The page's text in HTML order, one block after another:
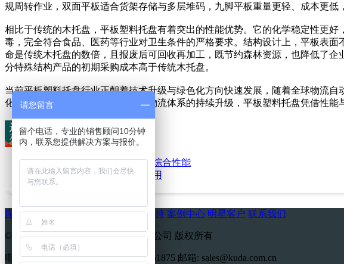
规周转作业，双面平板适合货架存储与多层堆码，九脚平板重量更轻、成本更低
相比于传统的木托盘，平板塑料托盘有着突出的性能优势。它的化学稳定性更
毒，完全符合食品、医药等行业对卫生条件的严格要求。结构设计上，平板表
命是传统木托盘的数倍，且报废后可回收再加工，既节约森林资源，也降低了
分特殊结构产品的初期采购成本高于传统木托盘。
当前平板塑料托盘行业正朝着技术升级与绿色化方向快速发展，随着全球物流
化、节能减排方向升级。未来随着物流体系的持续升级，平板塑料托盘凭借性
上一篇：网格川字塑料托盘的综合性能
下一篇：立体库托盘的实际应用
库达简介 产品中心 新闻中心 服务支持 案例中心 明星客户 联系我们
© 2014-2026 江苏库达塑业科技有限公司 版权所有
电话: 0510-85051885 传真: 0510-85051875 邮箱: sales@kuda.com.cn
请您留言
留个电话，专业的销售顾问10分钟
内，联系您提供解决方案与报价。